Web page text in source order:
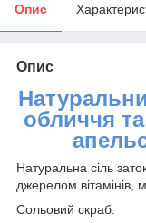
Опис
Опис
обличчя
Натуральна сіль
джерелом вітамінів,
Сольовий скраб: